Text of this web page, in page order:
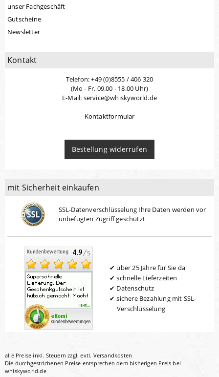
unser Fachgeschäft
Gutscheine
Newsletter
Kontakt
Telefon: +49 (0)8555 / 406 320
(Mo - Fr. 09.00 - 18.00 Uhr)
E-Mail: service@whiskyworld.de
Kontaktformular
Bestellung widerrufen
mit Sicherheit einkaufen
SSL-Datenverschlüsselung Ihre Daten werden vor
unbefugten Zugriff geschützt
über 25 Jahre für Sie da
schnelle Lieferzeiten
Datenschutz
sichere Bezahlung mit SSL-
Verschlüsselung
alle Preise inkl. Steuern zzgl. evtl. Versandkosten
Die durchgestrichenen Preise entsprechen dem bisherigen Preis bei
whiskyworld.de